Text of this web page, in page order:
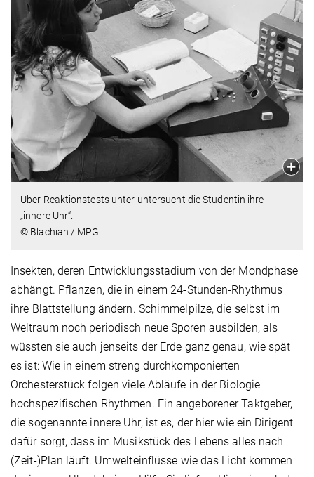
Über Reaktionstests unter untersucht die Studentin ihre
„innere Uhr“.
© Blachian / MPG
Insekten, deren Entwicklungsstadium von der Mondphase
abhängt. Pflanzen, die in einem 24-Stunden-Rhythmus
ihre Blattstellung ändern. Schimmelpilze, die selbst im
Weltraum noch periodisch neue Sporen ausbilden, als
wüssten sie auch jenseits der Erde ganz genau, wie spät
es ist: Wie in einem streng durchkomponierten
Orchesterstück folgen viele Abläufe in der Biologie
hochspezifischen Rhythmen. Ein angeborener Taktgeber,
die sogenannte innere Uhr, ist es, der hier wie ein Dirigent
dafür sorgt, dass im Musikstück des Lebens alles nach
(Zeit-)Plan läuft. Umwelteinflüsse wie das Licht kommen